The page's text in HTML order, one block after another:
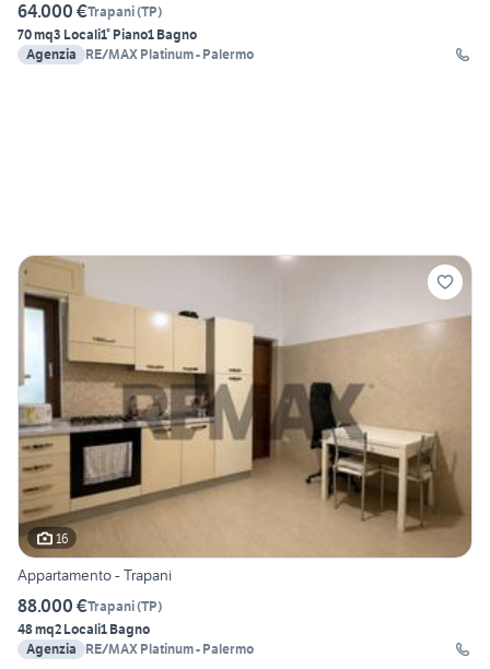
64.000 €Trapani(TP)
70 mq3 Locali1° Piano1 Bagno
Agenzia
RE/MAX Platinum - Palermo
16
Appartamento - Trapani
88.000 €Trapani(TP)
48 mq2 Locali1 Bagno
Agenzia
RE/MAX Platinum - Palermo